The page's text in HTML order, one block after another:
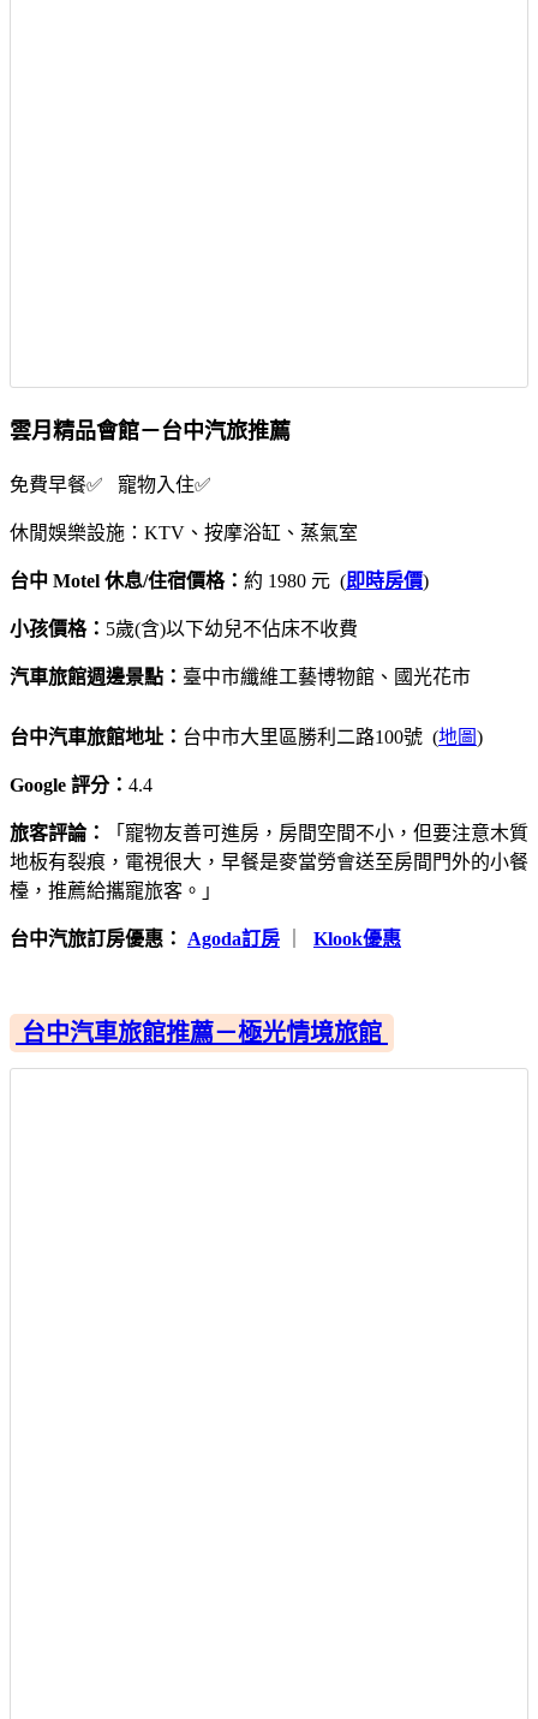
雲月精品會館－台中汽旅推薦
免費早餐✅ 寵物入住✅
休閒娛樂設施：KTV、按摩浴缸、蒸氣室
台中 Motel 休息/住宿價格： 約 1980 元 (即時房價)
小孩價格： 5歲(含)以下幼兒不佔床不收費
汽車旅館週邊景點： 臺中市纖維工藝博物館、國光花市
台中汽車旅館地址： 台中市大里區勝利二路100號 (地圖)
Google 評分： 4.4
旅客評論：
「寵物友善可進房，房間空間不小，但要注意木質
地板有裂痕，電視很大，早餐是麥當勞會送至房間門外的小餐
檯，推薦給攜寵旅客。」
台中汽旅訂房優惠： Agoda訂房 Klook優惠
台中汽車旅館推薦－極光情境旅館